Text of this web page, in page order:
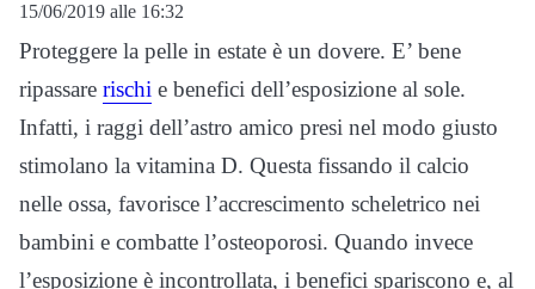
15/06/2019 alle 16:32
Proteggere la pelle in estate è un dovere. E’ bene
ripassare rischi e benefici dell’esposizione al sole.
Infatti, i raggi dell’astro amico presi nel modo giusto
stimolano la vitamina D. Questa fissando il calcio
nelle ossa, favorisce l’accrescimento scheletrico nei
bambini e combatte l’osteoporosi. Quando invece
l’esposizione è incontrollata, i benefici spariscono e, al